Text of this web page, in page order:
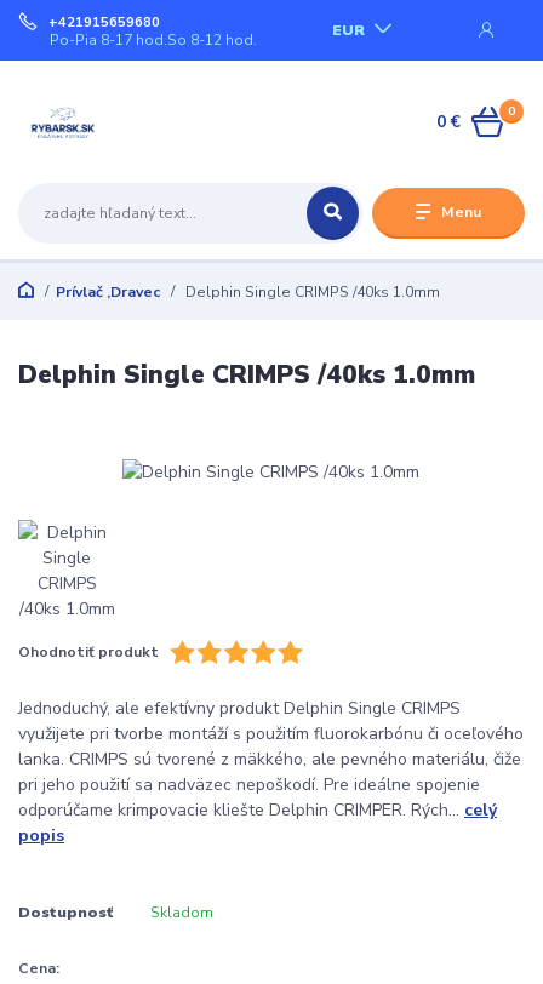
Menu
EUR
+421915659680
Po-Pia 8-17 hod.So 8-12 hod.
0
0 €
Prívlač ,Dravec Delphin Single CRIMPS /40ks 1.0mm
Delphin Single CRIMPS /40ks 1.0mm
Ohodnotiť produkt
Jednoduchý, ale efektívny produkt Delphin Single CRIMPS
využijete pri tvorbe montáží s použitím fluorokarbónu či oceľového
lanka. CRIMPS sú tvorené z mäkkého, ale pevného materiálu, čiže
pri jeho použití sa nadväzec nepoškodí. Pre ideálne spojenie
odporúčame krimpovacie kliešte Delphin CRIMPER. Rých... celý
popis
Dostupnosť Skladom
Cena: